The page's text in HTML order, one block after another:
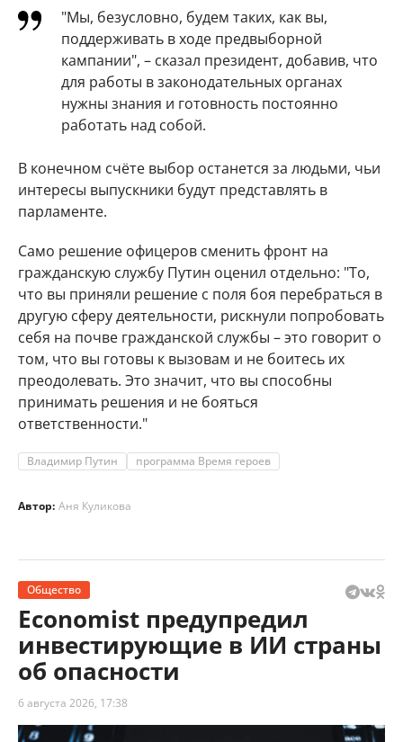
"Мы, безусловно, будем таких, как вы,
поддерживать в ходе предвыборной
кампании", – сказал президент, добавив, что
для работы в законодательных органах
нужны знания и готовность постоянно
работать над собой.
В конечном счёте выбор останется за людьми, чьи
интересы выпускники будут представлять в
парламенте.
Само решение офицеров сменить фронт на
гражданскую службу Путин оценил отдельно: "То,
что вы приняли решение с поля боя перебраться в
другую сферу деятельности, рискнули попробовать
себя на почве гражданской службы – это говорит о
том, что вы готовы к вызовам и не боитесь их
преодолевать. Это значит, что вы способны
принимать решения и не бояться
ответственности."
Владимир Путин программа Время героев
Автор: Аня Куликова
Общество
Economist предупредил
инвестирующие в ИИ страны
об опасности
6 августа 2026, 17:38